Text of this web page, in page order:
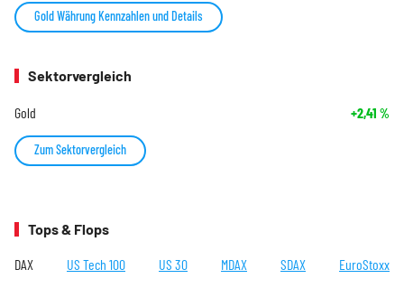
Gold Währung Kennzahlen und Details
Sektorvergleich
Gold +2,41 %
Zum Sektorvergleich
Tops & Flops
DAX US Tech 100 US 30 MDAX SDAX EuroStoxx